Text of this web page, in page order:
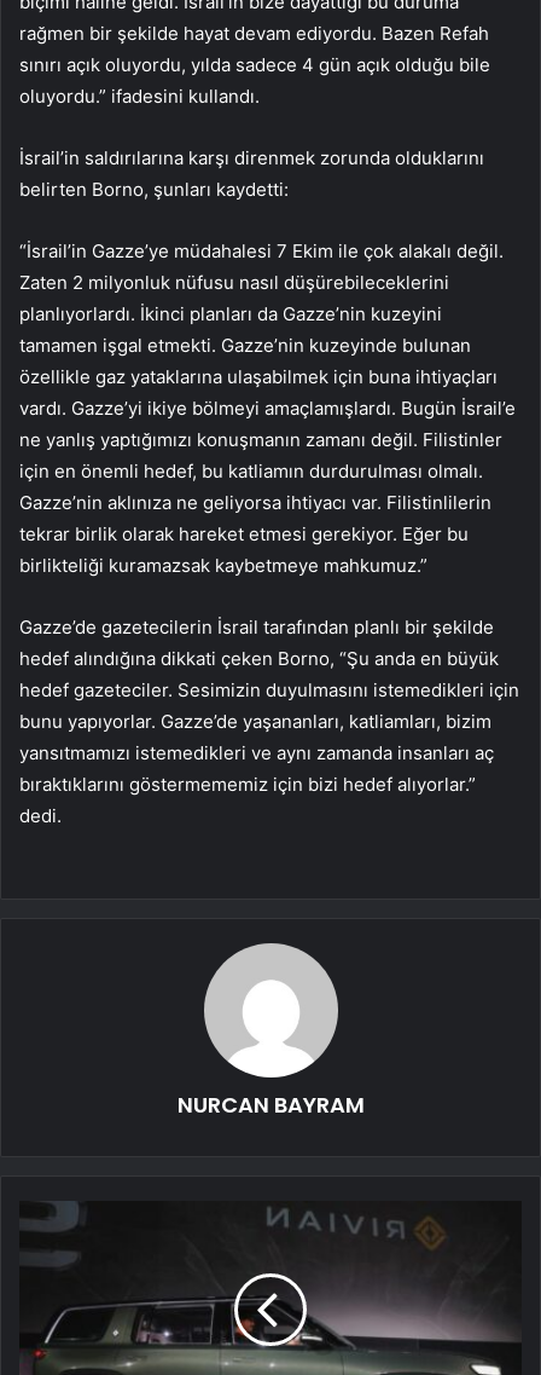
rağmen bir şekilde hayat devam ediyordu. Bazen Refah
sınırı açık oluyordu, yılda sadece 4 gün açık olduğu bile
oluyordu.” ifadesini kullandı.
İsrail’in saldırılarına karşı direnmek zorunda olduklarını
belirten Borno, şunları kaydetti:
“İsrail’in Gazze’ye müdahalesi 7 Ekim ile çok alakalı değil.
Zaten 2 milyonluk nüfusu nasıl düşürebileceklerini
planlıyorlardı. İkinci planları da Gazze’nin kuzeyini
tamamen işgal etmekti. Gazze’nin kuzeyinde bulunan
özellikle gaz yataklarına ulaşabilmek için buna ihtiyaçları
vardı. Gazze’yi ikiye bölmeyi amaçlamışlardı. Bugün İsrail’e
ne yanlış yaptığımızı konuşmanın zamanı değil. Filistinler
için en önemli hedef, bu katliamın durdurulması olmalı.
Gazze’nin aklınıza ne geliyorsa ihtiyacı var. Filistinlilerin
tekrar birlik olarak hareket etmesi gerekiyor. Eğer bu
birlikteliği kuramazsak kaybetmeye mahkumuz.”
Gazze’de gazetecilerin İsrail tarafından planlı bir şekilde
hedef alındığına dikkati çeken Borno, “Şu anda en büyük
hedef gazeteciler. Sesimizin duyulmasını istemedikleri için
bunu yapıyorlar. Gazze’de yaşananları, katliamları, bizim
yansıtmamızı istemedikleri ve aynı zamanda insanları aç
bıraktıklarını göstermememiz için bizi hedef alıyorlar.”
dedi.
NURCAN BAYRAM